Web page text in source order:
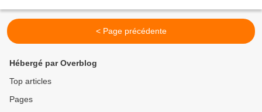
< Page précédente
Hébergé par Overblog
Top articles
Pages